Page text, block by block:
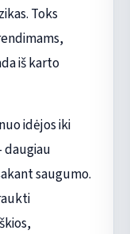
Toks
iš karto
idėjos iki
daugiau
saugumo.